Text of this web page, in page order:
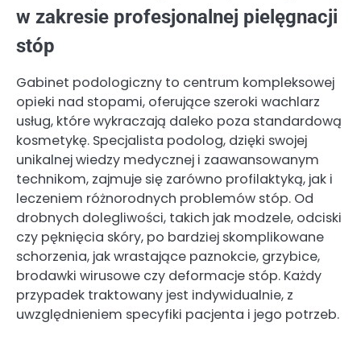
w zakresie profesjonalnej pielęgnacji
stóp
Gabinet podologiczny to centrum kompleksowej
opieki nad stopami, oferujące szeroki wachlarz
usług, które wykraczają daleko poza standardową
kosmetykę. Specjalista podolog, dzięki swojej
unikalnej wiedzy medycznej i zaawansowanym
technikom, zajmuje się zarówno profilaktyką, jak i
leczeniem różnorodnych problemów stóp. Od
drobnych dolegliwości, takich jak modzele, odciski
czy pęknięcia skóry, po bardziej skomplikowane
schorzenia, jak wrastające paznokcie, grzybice,
brodawki wirusowe czy deformacje stóp. Każdy
przypadek traktowany jest indywidualnie, z
uwzględnieniem specyfiki pacjenta i jego potrzeb.